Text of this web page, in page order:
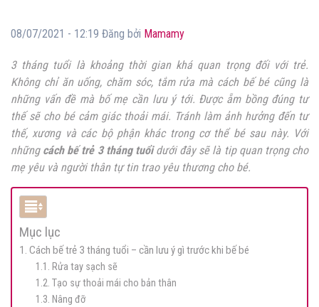
08/07/2021 - 12:19 Đăng bởi Mamamy
3 tháng tuổi là khoảng thời gian khá quan trọng đối với trẻ.
Không chỉ ăn uống, chăm sóc, tắm rửa mà cách bế bé cũng là
những vấn đề mà bố mẹ cần lưu ý tới. Được ẵm bồng đúng tư
thế sẽ cho bé cảm giác thoải mái. Tránh làm ảnh hưởng đến tư
thế, xương và các bộ phận khác trong cơ thể bé sau này. Với
nhữngcách bế trẻ 3 tháng tuổidưới đây sẽ là tip quan trọng cho
mẹ yêu và người thân tự tin trao yêu thương cho bé.
Mục lục
1. Cách bế trẻ 3 tháng tuổi – cần lưu ý gì trước khi bế bé
1.1. Rửa tay sạch sẽ
1.2. Tạo sự thoải mái cho bản thân
1.3. Nâng đỡ